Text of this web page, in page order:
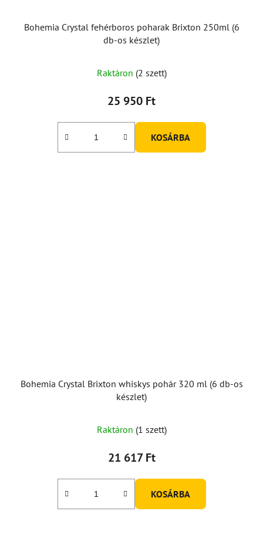
Bohemia Crystal fehérboros poharak Brixton 250ml (6
db-os készlet)
termék
átlagos
5-
Raktáron (2 szett)
25 950 Ft
KOSÁRBA
Bohemia Crystal Brixton whiskys pohár 320 ml (6 db-os
készlet)
Raktáron (1 szett)
21 617 Ft
KOSÁRBA